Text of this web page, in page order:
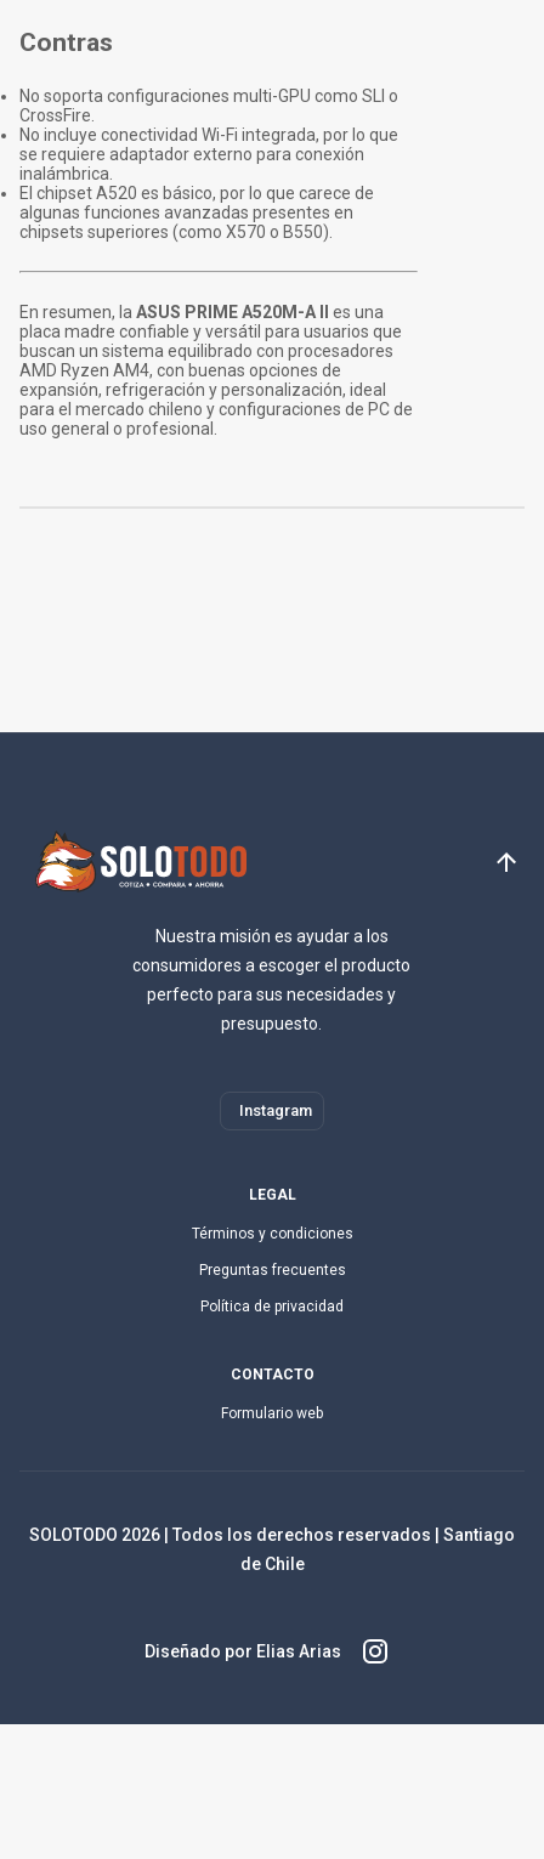
Contras
No soporta configuraciones multi-GPU como SLI o
CrossFire.
No incluye conectividad Wi-Fi integrada, por lo que
se requiere adaptador externo para conexión
inalámbrica.
El chipset A520 es básico, por lo que carece de
algunas funciones avanzadas presentes en
chipsets superiores (como X570 o B550).
En resumen, la ASUS PRIME A520M-A II
es una
placa madre confiable y versátil para usuarios que
buscan un sistema equilibrado con procesadores
AMD Ryzen AM4, con buenas opciones de
expansión, refrigeración y personalización, ideal
para el mercado chileno y configuraciones de PC de
uso general o profesional.
Nuestra misión es ayudar a los
consumidores a escoger el producto
perfecto para sus necesidades y
presupuesto.
Instagram
LEGAL
Términos y condiciones
Preguntas frecuentes
Política de privacidad
CONTACTO
Formulario web
SOLOTODO 2026 | Todos los derechos reservados | Santiago
de Chile
Diseñado por Elias Arias